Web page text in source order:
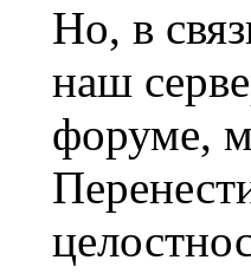
Но, в
наш
форуме,